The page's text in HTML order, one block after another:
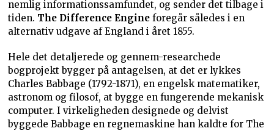
nemlig informationssamfundet, og sender det tilbage i
tiden. The Difference Engine foregår således i en
alternativ udgave af England i året 1855.
Hele det detaljerede og gennem-researchede
bogprojekt bygger på antagelsen, at det er lykkes
Charles Babbage (1792-1871), en engelsk matematiker,
astronom og filosof, at bygge en fungerende mekanisk
computer. I virkeligheden designede og delvist
byggede Babbage en regnemaskine han kaldte for The